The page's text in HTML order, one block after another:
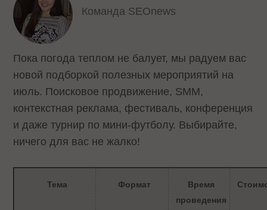
Команда SEOnews
Пока погода теплом не балует, мы радуем вас
новой подборкой полезных мероприятий на
июль. Поисковое продвижение, SMM,
контекстная реклама, фестиваль, конференция
и даже турнир по мини-футболу. Выбирайте,
ничего для вас не жалко!
Тема Формат
Время
проведения